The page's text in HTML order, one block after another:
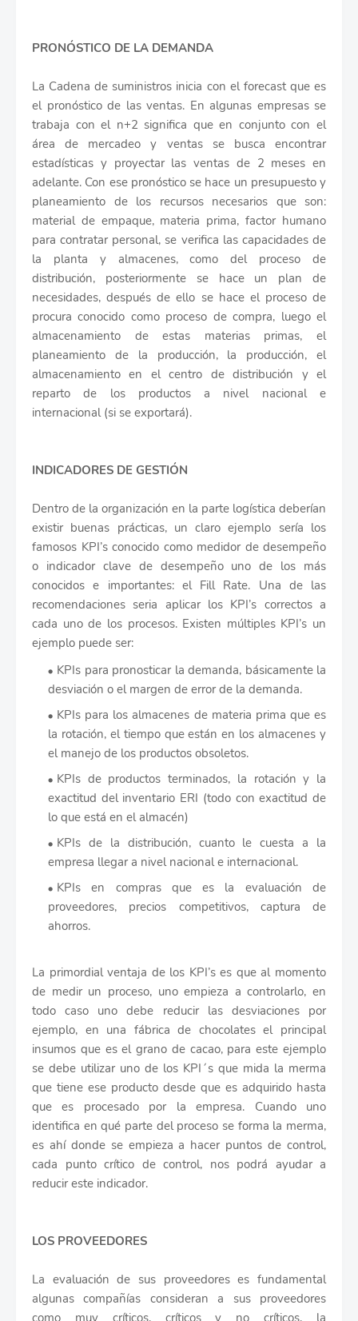
PRONÓSTICO DE LA DEMANDA
La Cadena de suministros inicia con el forecast que es
el pronóstico de las ventas. En algunas empresas se
trabaja con el n+2 significa que en conjunto con el
área de mercadeo y ventas se busca encontrar
estadísticas y proyectar las ventas de 2 meses en
adelante. Con ese pronóstico se hace un presupuesto y
planeamiento de los recursos necesarios que son:
material de empaque, materia prima, factor humano
para contratar personal, se verifica las capacidades de
la planta y almacenes, como del proceso de
distribución, posteriormente se hace un plan de
necesidades, después de ello se hace el proceso de
procura conocido como proceso de compra, luego el
almacenamiento de estas materias primas, el
planeamiento de la producción, la producción, el
almacenamiento en el centro de distribución y el
reparto de los productos a nivel nacional e
internacional (si se exportará).
INDICADORES DE GESTIÓN
Dentro de la organización en la parte logística deberían
existir buenas prácticas, un claro ejemplo sería los
famosos KPI’s conocido como medidor de desempeño
o indicador clave de desempeño uno de los más
conocidos e importantes: el Fill Rate. Una de las
recomendaciones seria aplicar los KPI’s correctos a
cada uno de los procesos. Existen múltiples KPI’s un
ejemplo puede ser:
KPIs para pronosticar la demanda, básicamente la
desviación o el margen de error de la demanda.
KPIs para los almacenes de materia prima que es
la rotación, el tiempo que están en los almacenes y
el manejo de los productos obsoletos.
KPIs de productos terminados, la rotación y la
exactitud del inventario ERI (todo con exactitud de
lo que está en el almacén)
KPIs de la distribución, cuanto le cuesta a la
empresa llegar a nivel nacional e internacional.
KPIs en compras que es la evaluación de
proveedores, precios competitivos, captura de
ahorros.
La primordial ventaja de los KPI’s es que al momento
de medir un proceso, uno empieza a controlarlo, en
todo caso uno debe reducir las desviaciones por
ejemplo, en una fábrica de chocolates el principal
insumos que es el grano de cacao, para este ejemplo
se debe utilizar uno de los KPI´s que mida la merma
que tiene ese producto desde que es adquirido hasta
que es procesado por la empresa. Cuando uno
identifica en qué parte del proceso se forma la merma,
es ahí donde se empieza a hacer puntos de control,
cada punto crítico de control, nos podrá ayudar a
reducir este indicador.
LOS PROVEEDORES
La evaluación de sus proveedores es fundamental
algunas compañías consideran a sus proveedores